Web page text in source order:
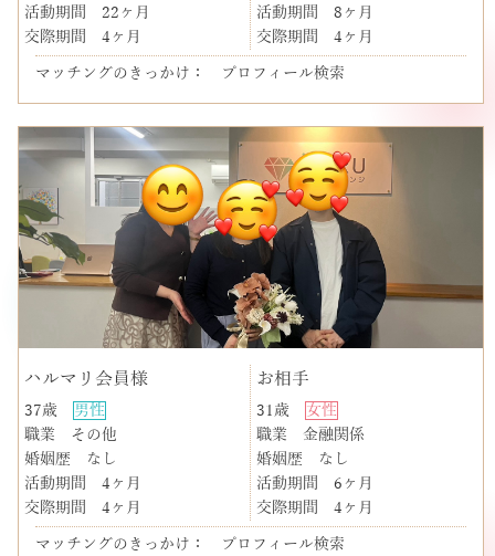
活動期間
22ヶ月
交際期間
4ヶ月
活動期間
8ヶ月
交際期間
4ヶ月
マッチングのきっかけ： プロフィール検索
ハルマリ会員様
37歳
男性
職業
その他
婚姻歴
なし
活動期間
4ヶ月
交際期間
4ヶ月
お相手
31歳
女性
職業
金融関係
婚姻歴
なし
活動期間
6ヶ月
交際期間
4ヶ月
マッチングのきっかけ： プロフィール検索